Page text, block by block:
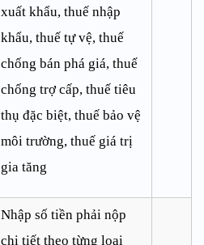
xuất khẩu, thuế nhập
khẩu, thuế tự vệ, thuế
chống bán phá giá, thuế
chống trợ cấp, thuế tiêu
thụ đặc biệt, thuế bảo vệ
môi trường, thuế giá trị
gia tăng
Nhập số tiền phải nộp
chi tiết theo từng loại